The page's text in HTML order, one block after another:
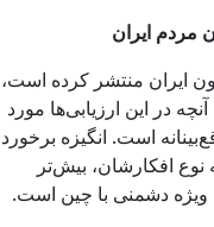
مردم ایران
ایران منتشر کرده است،
در این ارزیابی‌ها مورد
است. انگیزه برخورد
نوع افکارشان، بیش‌تر
ویژه دشمنی با چین است.